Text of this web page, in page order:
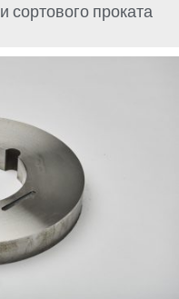
сортового проката